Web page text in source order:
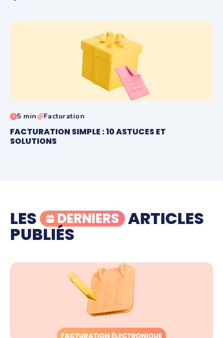
5 min Facturation
FACTURATION SIMPLE : 10 ASTUCES ET
SOLUTIONS
LES DERNIERS ARTICLES
PUBLIÉS